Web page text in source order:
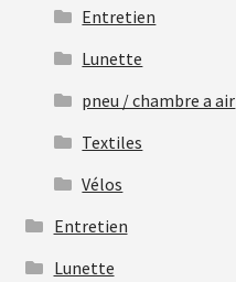
Entretien
Lunette
pneu / chambre a air
Textiles
Vélos
Entretien
Lunette